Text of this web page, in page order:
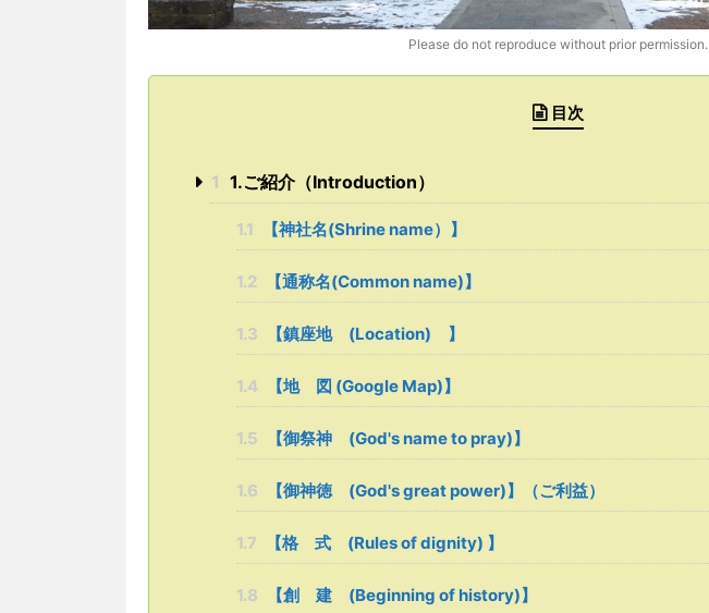
Please do not reproduce without prior permission.
目次
1 1.ご紹介（Introduction）
1.1 【神社名(Shrine name）】
1.2 【通称名(Common name)】
1.3 【鎮座地 (Location) 】
1.4 【地 図 (Google Map)】
1.5 【御祭神 (God's name to pray)】
1.6 【御神徳 (God's great power)】（ご利益）
1.7 【格 式 (Rules of dignity) 】
1.8 【創 建 (Beginning of history)】